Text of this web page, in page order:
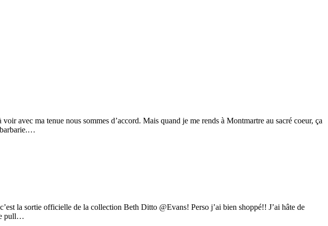
avec ma tenue nous sommes d’accord. Mais quand je me rends à Montmartre au sacré coeur, ça
barbarie.…
la sortie officielle de la collection Beth Ditto @Evans! Perso j’ai bien shoppé!! J’ai hâte de
pull…